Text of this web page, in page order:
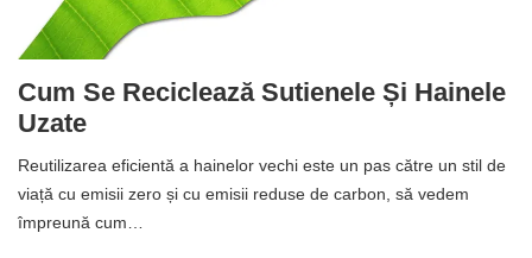
Cum Se Reciclează Sutienele Și Hainele
Uzate
Reutilizarea eficientă a hainelor vechi este un pas către un stil de
viață cu emisii zero și cu emisii reduse de carbon, să vedem
împreună cum…